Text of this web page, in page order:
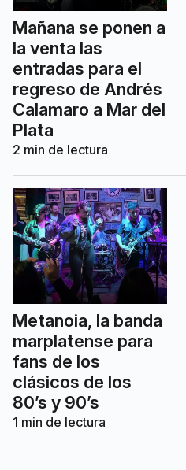
Mañana se ponen a
la venta las
entradas para el
regreso de Andrés
Calamaro a Mar del
Plata
2 min de lectura
Metanoia, la banda
marplatense para
fans de los
clásicos de los
80’s y 90’s
1 min de lectura